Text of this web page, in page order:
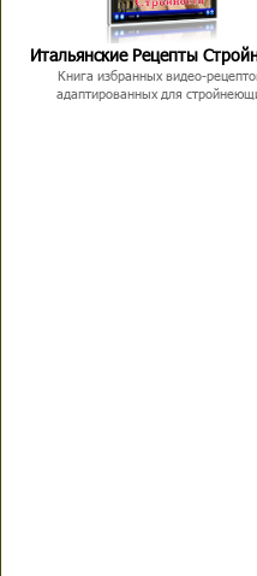
Итальянские Рецепты
Книга избранных видео-
адаптированных для